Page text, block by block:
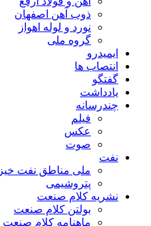
ذوب آهن اصفهان
نورد و لوله اهواز
گروه ملی
ایمیدرو
انتصاب ها
گفتگو
یادداشت
چندرسانه
فیلم
عکس
صوت
نفت
ملی مناطق نفت خیز
پتروشیمی
نشریه کلام صنعت
بولتن کلام صنعت
ماهنامه کلام صنعت